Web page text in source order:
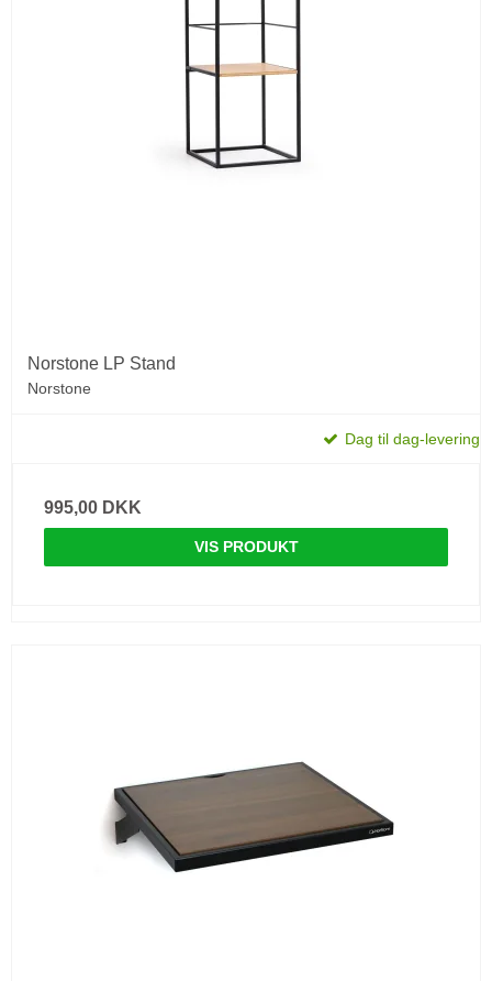
Norstone LP Stand
Norstone
Dag til dag-levering
995,00 DKK
VIS PRODUKT